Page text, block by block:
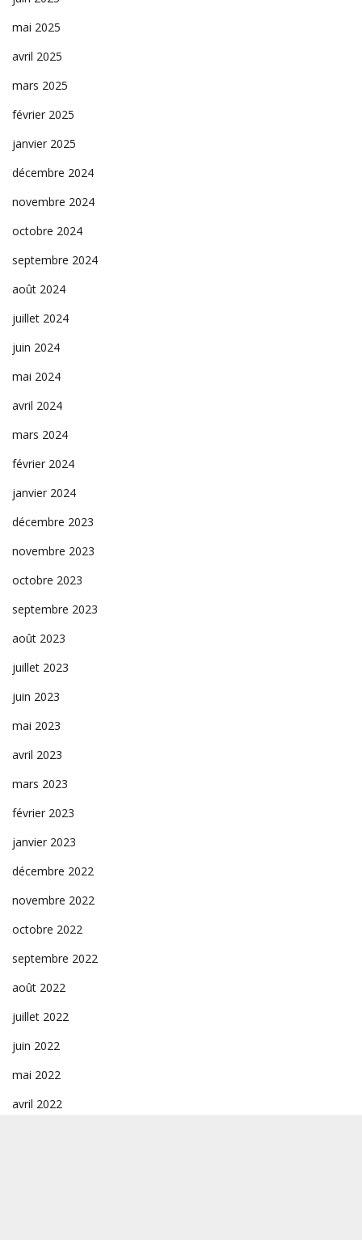
mai 2025
avril 2025
mars 2025
février 2025
janvier 2025
décembre 2024
novembre 2024
octobre 2024
septembre 2024
août 2024
juillet 2024
juin 2024
mai 2024
avril 2024
mars 2024
février 2024
janvier 2024
décembre 2023
novembre 2023
octobre 2023
septembre 2023
août 2023
juillet 2023
juin 2023
mai 2023
avril 2023
mars 2023
février 2023
janvier 2023
décembre 2022
novembre 2022
octobre 2022
septembre 2022
août 2022
juillet 2022
juin 2022
mai 2022
avril 2022